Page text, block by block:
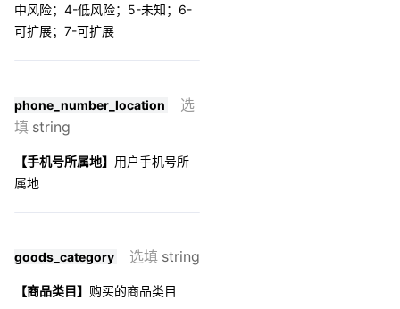
中风险；4-低风险；5-未知；6-
可扩展；7-可扩展
phone_number_location
选
填 string
【手机号所属地】 用户手机号所
属地
goods_category 选填 string
【商品类目】 购买的商品类目